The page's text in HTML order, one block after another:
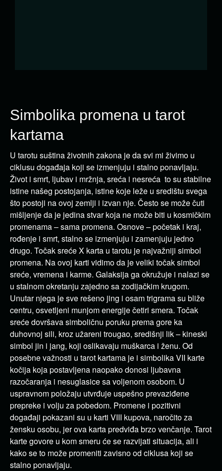
Simbolika promena u tarot
kartama
U tarotu suština životnih zakona je da svi mi živimo u
ciklusu događaja koji se izmenjuju i stalno ponavljaju.
Život i smrt, ljubav i mržnja, sreća i nesreća to su stabilne
istine našeg postojanja, istine koje leže u središtu svega
što postoji na ovoj zemlji i izvan nje. Često se može čuti
mišljenje da je jedina stvar koja ne može biti u kosmičkim
promenama – sama promena. Osnove – početak i kraj,
rođenje i smrt, stalno se izmenjuju i zamenjuju jedno
drugo. Točak sreće X karta u tarotu je najvažniji simbol
promena. Na ovoj karti vidimo da je veliki točak simbol
sreće, vremena i karme. Galaksija ga okružuje i nalazi se
u stalnom okretanju zajedno sa zodijačkim krugom.
Unutar njega je sve rešeno jing i osam trigrama su bliže
centru, osvetljeni munjom energije četiri smera. Točak
sreće dovršava simboličnu poruku prema gore ka
duhovnoj sili, kroz užareni trougao, središnji lik – kineski
simbol jin i jang, koji oslikavaju muškarca i ženu. Od
posebne važnosti u tarot kartama je i simbolika VII karte
kočija koja postavljena naopako donosi ljubavna
razočaranja i nesuglasice sa voljenom osobom. U
uspravnom položaju utvrđuje uspešno prevaziđene
prepreke i volju za pobedom. Promene i pozitivni
događaji pokazani su u karti VIII kupova, naročito za
žensku osobu, jer ova karta predviđa brzo venčanje. Tarot
karte govore u kom smeru će se razvijati situacija, ali i
kako se to može promeniti zavisno od ciklusa koji se
stalno ponavljaju.